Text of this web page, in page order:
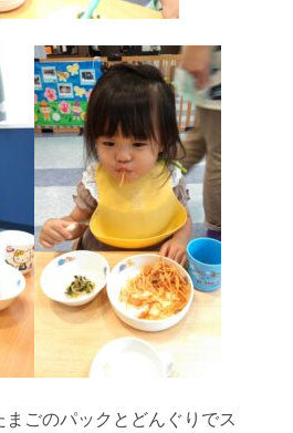
まごのパックとどんぐりでス